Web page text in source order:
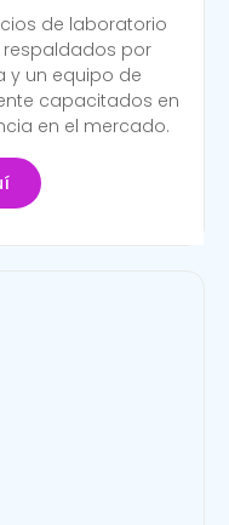
de laboratorio
por
y un equipo de
capacitados en
en el mercado.